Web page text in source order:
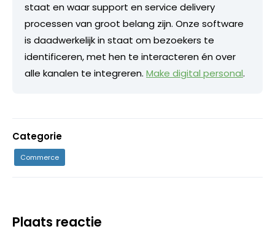
staat en waar support en service delivery
processen van groot belang zijn. Onze software
is daadwerkelijk in staat om bezoekers te
identificeren, met hen te interacteren én over
alle kanalen te integreren. Make digital personal.
Categorie
Commerce
Plaats reactie